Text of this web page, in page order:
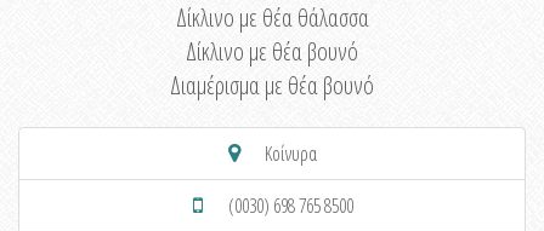
Δίκλινο με θέα θάλασσα
Δίκλινο με θέα βουνό
Διαμέρισμα με θέα βουνό
Κοίνυρα
(0030) 698 765 8500